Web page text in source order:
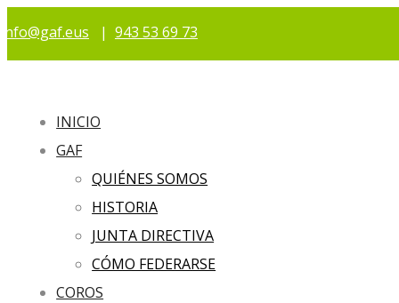
info@gaf.eus | 943 53 69 73
INICIO
GAF
QUIÉNES SOMOS
HISTORIA
JUNTA DIRECTIVA
CÓMO FEDERARSE
COROS